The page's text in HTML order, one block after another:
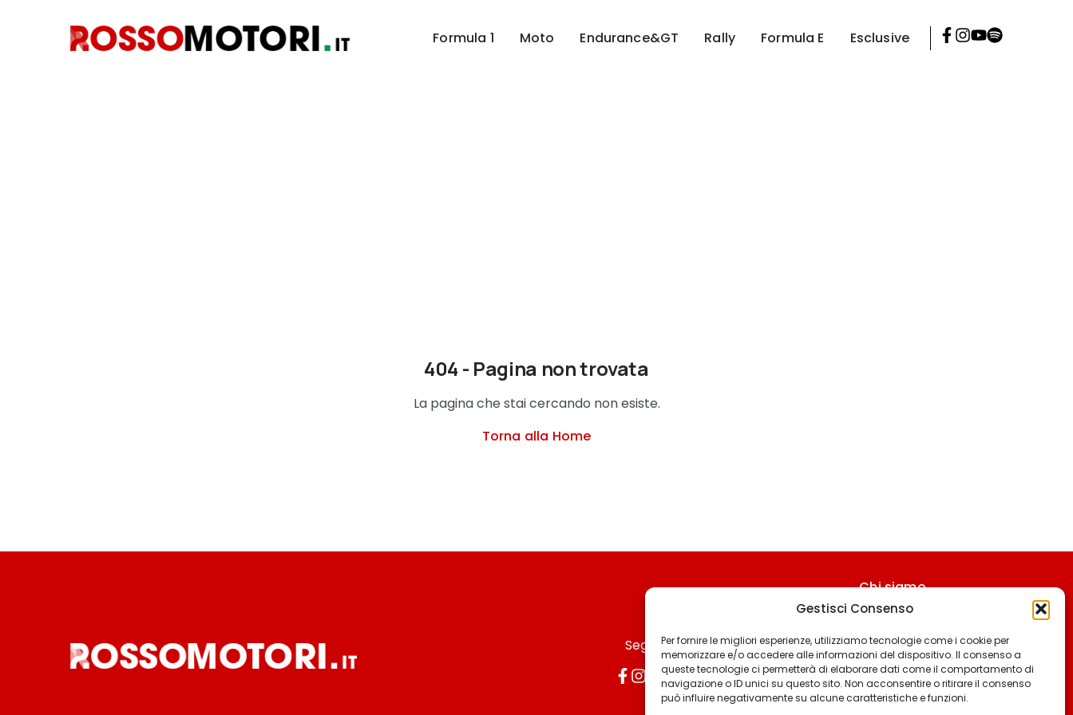
Gestisci Consenso
Per fornire le migliori esperienze, utilizziamo tecnologie come i cookie per
memorizzare e/o accedere alle informazioni del dispositivo. Il consenso a
queste tecnologie ci permetterà di elaborare dati come il comportamento di
navigazione o ID unici su questo sito. Non acconsentire o ritirare il consenso
può influire negativamente su alcune caratteristiche e funzioni.
Formula 1 Moto Endurance&GT Rally Formula E Esclusive
404 - Pagina non trovata
La pagina che stai cercando non esiste.
Torna alla Home
Seguici
Chi siamo
Contattaci
Termini & Condizioni
Cookie policy
Privacy policy